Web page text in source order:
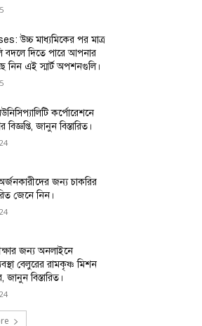
উচ্চ মাধ্যমিকের পর মাত্র
বদলে দিতে পারে আপনার
নিন এই স্মার্ট অপশনগুলি।
কর্পোরেশনে
বিজ্ঞপ্তি, জানুন বিস্তারিত।
অর্জনকারীদের জন্য চাকরির
জেনে নিন।
জন্য অনলাইনে
বেলুরের রামকৃষ্ণ মিশন
জানুন বিস্তারিত।